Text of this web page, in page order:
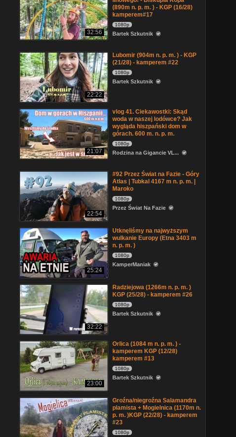
32:56
(890m n. p. m. ) - KGP (16/28)
kamperem#17
1080p
Bartek Szkutnik
22:22
Lubomir (904m n. p. m. ) - KGP
(21/28) - kamperem #22
1080p
Bartek Szkutnik
21:07
vlog 41. Ciekawostki: Skąd
woda w naszej lodówce? Jak
wygląda hiszpański dom w
górach. 600 m. n. p. m.
1080p
Rodzina na Gigancie VL...
22:54
#92 Przez Świat na Fazie - Góry
Atlas | Tubkal 4167 m n. p. m. |
Maroko
1080p
Przez Świat Na Fazie
25:24
Utknęliśmy na najwyższym
wulkanie Europy (Etna 3403 m
n. p. m. )
1080p
KamperManiak
32:22
Radziejowa (1266m n. p. m. )
KGP (25/28) - kamperem #26
1080p
Bartek Szkutnik
23:00
Orlica (1084 m n. p. m. ) -
kamperem KGP (12/28)
kamperem #13
1080p
Bartek Szkutnik
Groźna/niegroźna Salamandra
plamista + Mogielnica (1170m n.
p. m. )KGP (22/28) - kamperem
#23
1080p